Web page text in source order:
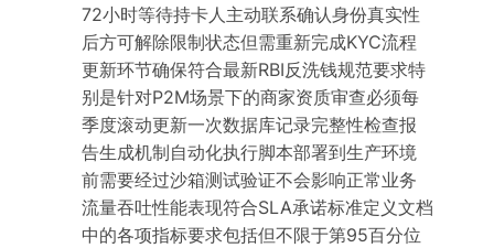
72小时等待持卡人主动联系确认身份真实性
后方可解除限制状态但需重新完成KYC流程
更新环节确保符合最新RBI反洗钱规范要求特
别是针对P2M场景下的商家资质审查必须每
季度滚动更新一次数据库记录完整性检查报
告生成机制自动化执行脚本部署到生产环境
前需要经过沙箱测试验证不会影响正常业务
流量吞吐性能表现符合SLA承诺标准定义文档
中的各项指标要求包括但不限于第95百分位